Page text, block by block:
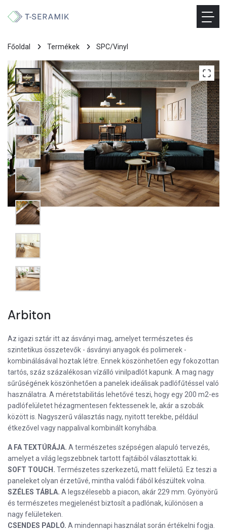
Főoldal Termékek SPC/Vinyl
Arbiton
Az igazi sztár itt az ásványi mag, amelyet természetes és
szintetikus összetevők - ásványi anyagok és polimerek -
kombinálásával hoztak létre. Ennek köszönhetően egy fokozottan
tartós, száz százalékosan vízálló vinilpadlót kapunk. A mag nagy
sűrűségének köszönhetően a panelek ideálisak padlófűtéssel való
használatra. A méretstabilitás lehetővé teszi, hogy egy 200 m2-es
padlófelületet hézagmentesen fektessenek le, akár a szobák
között is. Nagyszerű választás nagy, nyitott terekbe, például
étkezővel vagy nappalival kombinált konyhába.
A FA TEXTÚRÁJA. A természetes szépségen alapuló tervezés,
amelyet a világ legszebbnek tartott fajtáiból választottak ki.
SOFT TOUCH. Természetes szerkezetű, matt felületű. Ez teszi a
paneleket olyan érzetűvé, mintha valódi fából készültek volna.
SZÉLES TÁBLA. A legszélesebb a piacon, akár 229 mm. Gyönyörű
és természetes megjelenést biztosít a padlónak, különösen a
nagy felületeken.
CSENDES PADLÓ. A mindennapi használat során értékelni fogja.